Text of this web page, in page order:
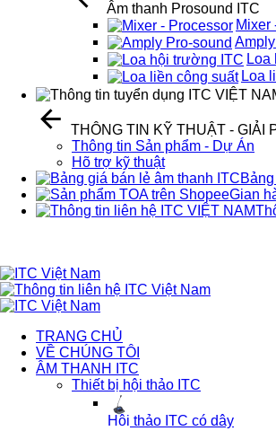
Âm thanh Prosound ITC
Mixer
Loa
Loa
THÔNG TIN KỸ THUẬT - GIẢI
Thông tin Sản phẩm - Dự Án
Hõ trợ kỹ thuật
Gian
TRANG CHỦ
VỀ CHÚNG TÔI
ÂM THANH ITC
Thiết bị hội thảo ITC
Hội thảo ITC có dây